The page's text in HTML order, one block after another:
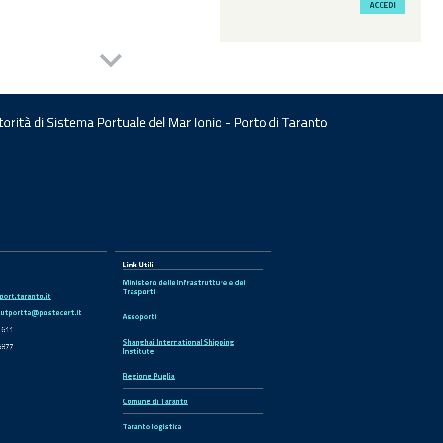
ACCEDI
di Sistema Portuale del Mar Ionio - Porto di Taranto
Link Utili
Ministero delle Infrastrutture e dei
Trasporti
Assoporti
Shanghai International Shipping
Institute
Regione Puglia
Comune di Taranto
Taranto logistica